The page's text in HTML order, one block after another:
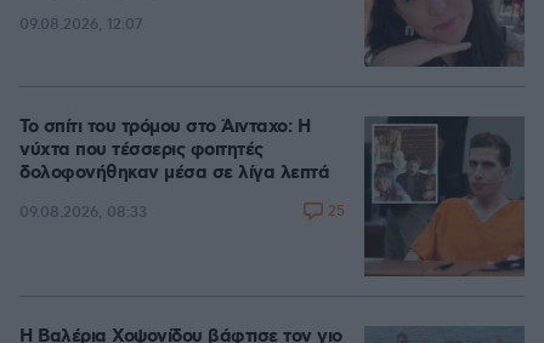
09.08.2026, 12:07
Το σπίτι του τρόμου στο Άινταχο: Η
νύχτα που τέσσερις φοιτητές
δολοφονήθηκαν μέσα σε λίγα λεπτά
09.08.2026, 08:33 25
Η Βαλέρια Χοψονίδου βάφτισε τον γιο